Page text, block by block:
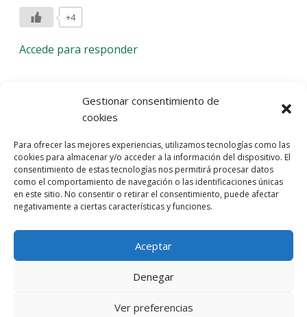
Gestionar consentimiento de
cookies
Para ofrecer las mejores experiencias, utilizamos tecnologías como las
cookies para almacenar y/o acceder a la información del dispositivo. El
consentimiento de estas tecnologías nos permitirá procesar datos
como el comportamiento de navegación o las identificaciones únicas
en este sitio. No consentir o retirar el consentimiento, puede afectar
negativamente a ciertas características y funciones.
Aceptar
Denegar
Ver preferencias
+4
Accede para responder
Deja una respuesta
comentario.
Entra con tu red social
He leído y acepto laPolítica de Privacidad